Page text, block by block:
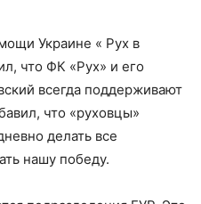
Украине « Рух в
что ФК «Рух» и его
всегда поддерживают
что «руховцы»
делать все
нашу победу.